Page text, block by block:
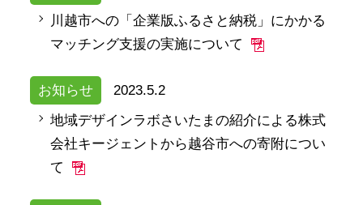
川越市への「企業版ふるさと納税」にかかる
マッチング支援の実施について
お知らせ
2023.5.2
地域デザインラボさいたまの紹介による株式
会社キージェントから越谷市への寄附につい
て